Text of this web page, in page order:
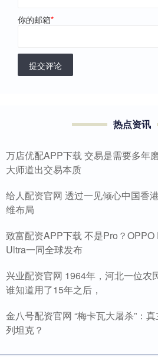
你的邮箱*
提交评论
热点资讯
万店优配APP下载 交易是需要多年
大师道出交易本质
给人配资官网 透过一见倾心中国香
维布局
致富配资APP下载 不是Pro？
Ultra一同全球发布
兴业配资官网 1964年，河北一位农
谁知道用了15年之后，
金八号配资官网 “梅卡瓦大屠杀”：
列坦克？